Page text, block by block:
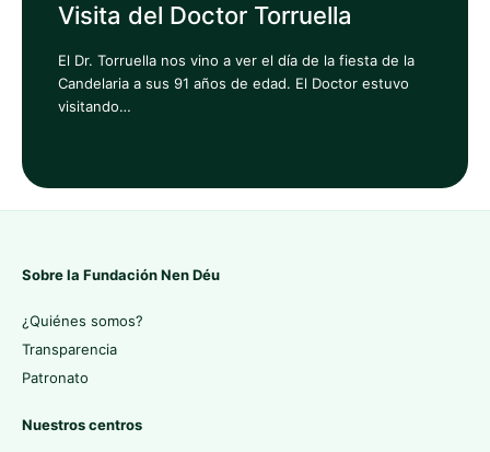
Visita del Doctor Torruella
El Dr. Torruella nos vino a ver el día de la fiesta de la
Candelaria a sus 91 años de edad. El Doctor estuvo
visitando…
Sobre la Fundación Nen Déu
¿Quiénes somos?
Transparencia
Patronato
Nuestros centros